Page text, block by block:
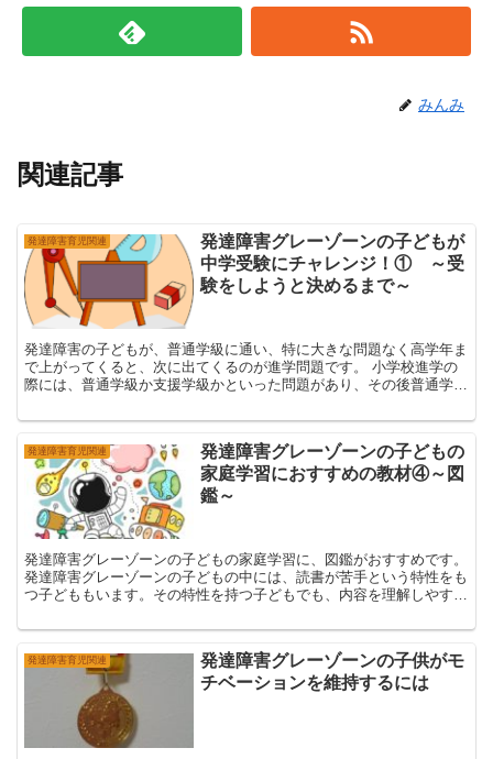
みんみ
関連記事
発達障害育児関連
発達障害グレーゾーンの子どもが
中学受験にチャレンジ！① ～受
験をしようと決めるまで～
発達障害の子どもが、普通学級に通い、特に大きな問題なく高学年ま
で上がってくると、次に出てくるのが進学問題です。 小学校進学の
際には、普通学級か支援学級かといった問題があり、その後普通学級
発達障害育児関連
発達障害グレーゾーンの子どもの
家庭学習におすすめの教材④～図
鑑～
発達障害グレーゾーンの子どもの家庭学習に、図鑑がおすすめです。
発達障害グレーゾーンの子どもの中には、読書が苦手という特性をも
つ子どももいます。その特性を持つ子どもでも、内容を理解しやす
発達障害育児関連
発達障害グレーゾーンの子供がモ
チベーションを維持するには